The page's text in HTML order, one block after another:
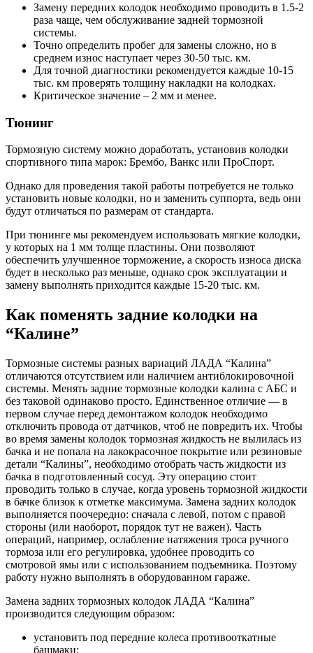
Замену передних колодок необходимо проводить в 1.5-2
раза чаще, чем обслуживание задней тормозной
системы.
Точно определить пробег для замены сложно, но в
среднем износ наступает через 30-50 тыс. км.
Для точной диагностики рекомендуется каждые 10-15
тыс. км проверять толщину накладки на колодках.
Критическое значение – 2 мм и менее.
Тюнинг
Тормозную систему можно доработать, установив колодки
спортивного типа марок: Брембо, Ванкс или ПроСпорт.
Однако для проведения такой работы потребуется не только
установить новые колодки, но и заменить суппорта, ведь они
будут отличаться по размерам от стандарта.
При тюнинге мы рекомендуем использовать мягкие колодки,
у которых на 1 мм толще пластины. Они позволяют
обеспечить улучшенное торможение, а скорость износа диска
будет в несколько раз меньше, однако срок эксплуатации и
замену выполнять приходится каждые 15-20 тыс. км.
Как поменять задние колодки на
“Калине”
Тормозные системы разных вариаций ЛАДА “Калина”
отличаются отсутствием или наличием антиблокировочной
системы. Менять задние тормозные колодки калина с АБС и
без таковой одинаково просто. Единственное отличие — в
первом случае перед демонтажом колодок необходимо
отключить провода от датчиков, чтоб не повредить их. Чтобы
во время замены колодок тормозная жидкость не вылилась из
бачка и не попала на лакокрасочное покрытие или резиновые
детали “Калины”, необходимо отобрать часть жидкости из
бачка в подготовленный сосуд. Эту операцию стоит
проводить только в случае, когда уровень тормозной жидкости
в бачке близок к отметке максимума. Замена задних колодок
выполняется поочередно: сначала с левой, потом с правой
стороны (или наоборот, порядок тут не важен). Часть
операций, например, ослабление натяжения троса ручного
тормоза или его регулировка, удобнее проводить со
смотровой ямы или с использованием подъемника. Поэтому
работу нужно выполнять в оборудованном гараже.
Замена задних тормозных колодок ЛАДА “Калина”
производится следующим образом:
установить под передние колеса противооткатные
башмаки;